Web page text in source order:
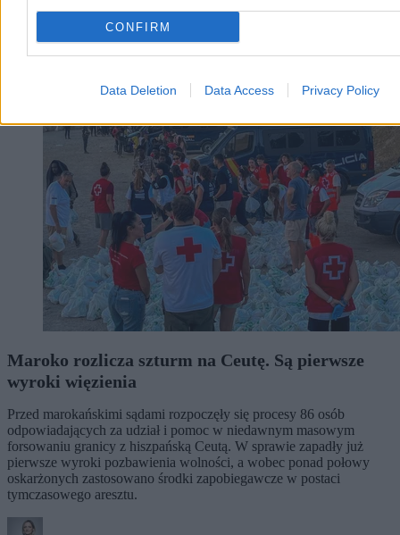
CONFIRM
Data Deletion Data Access Privacy Policy
Agnieszka Waś-Turecka
2 min
Maroko rozlicza szturm na Ceutę. Są pierwsze
wyroki więzienia
Przed marokańskimi sądami rozpoczęły się procesy 86 osób
odpowiadających za udział i pomoc w niedawnym masowym
forsowaniu granicy z hiszpańską Ceutą. W sprawie zapadły już
pierwsze wyroki pozbawienia wolności, a wobec ponad połowy
oskarżonych zastosowano środki zapobiegawcze w postaci
tymczasowego aresztu.